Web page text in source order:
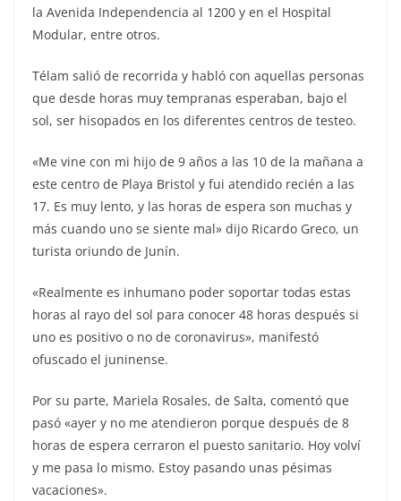
la Avenida Independencia al 1200 y en el Hospital
Modular, entre otros.
Télam salió de recorrida y habló con aquellas personas
que desde horas muy tempranas esperaban, bajo el
sol, ser hisopados en los diferentes centros de testeo.
«Me vine con mi hijo de 9 años a las 10 de la mañana a
este centro de Playa Bristol y fui atendido recién a las
17. Es muy lento, y las horas de espera son muchas y
más cuando uno se siente mal» dijo Ricardo Greco, un
turista oriundo de Junín.
«Realmente es inhumano poder soportar todas estas
horas al rayo del sol para conocer 48 horas después si
uno es positivo o no de coronavirus», manifestó
ofuscado el juninense.
Por su parte, Mariela Rosales, de Salta, comentó que
pasó «ayer y no me atendieron porque después de 8
horas de espera cerraron el puesto sanitario. Hoy volví
y me pasa lo mismo. Estoy pasando unas pésimas
vacaciones».